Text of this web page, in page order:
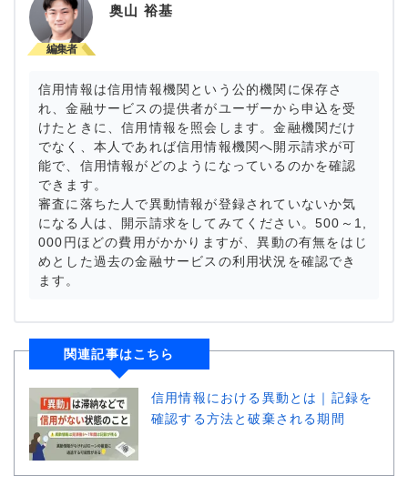
奥山 裕基
信用情報は信用情報機関という公的機関に保存さ
れ、金融サービスの提供者がユーザーから申込を受
けたときに、信用情報を照会します。金融機関だけ
でなく、本人であれば信用情報機関へ開示請求が可
能で、信用情報がどのようになっているのかを確認
できます。
審査に落ちた人で異動情報が登録されていないか気
になる人は、開示請求をしてみてください。500～1,
000円ほどの費用がかかりますが、異動の有無をはじ
めとした過去の金融サービスの利用状況を確認でき
ます。
関連記事はこちら
信用情報における異動とは｜記録を
確認する方法と破棄される期間